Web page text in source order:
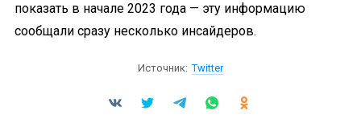
показать в начале 2023 года — эту информацию
сообщали сразу несколько инсайдеров.
Источник: Twitter